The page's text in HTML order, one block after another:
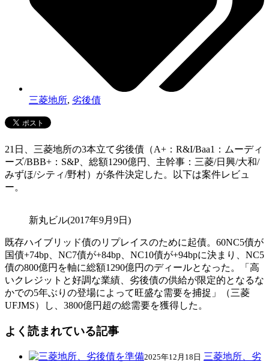
三菱地所, 劣後債
21日、三菱地所の3本立て劣後債（A+：R&I/Baa1：ムーディ
ーズ/BBB+：S&P、総額1290億円、主幹事：三菱/日興/大和/
みずほ/シティ/野村）が条件決定した。以下は案件レビュ
ー。
新丸ビル(2017年9月9日)
既存ハイブリッド債のリプレイスのために起債。60NC5債が
国債+74bp、NC7債が+84bp、NC10債が+94bpに決まり、NC5
債の800億円を軸に総額1290億円のディールとなった。「高
いクレジットと好調な業績、劣後債の供給が限定的となるな
かでの5年ぶりの登場によって旺盛な需要を捕捉」（三菱
UFJMS）し、3800億円超の総需要を獲得した。
よく読まれている記事
2025年12月18日 三菱地所、劣